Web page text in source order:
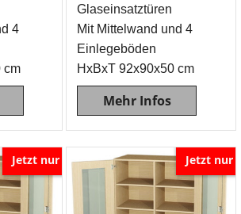
4
cm
Glaseinsatztüren
Mit Mittelwand und 4
Einlegeböden
HxBxT 92x90x50 cm
Mehr Infos
Jetzt nur Jetzt nur